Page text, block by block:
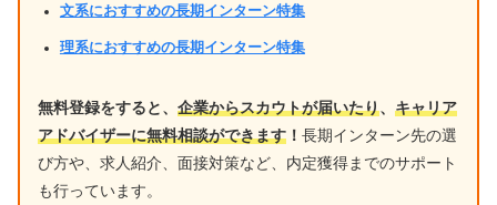
文系におすすめの長期インターン特集
理系におすすめの長期インターン特集
無料登録をすると、 企業からスカウトが届いたり、 キャリア
アドバイザーに無料相談ができます ！ 長期インターン先の選
び方や、求人紹介、面接対策など、内定獲得までのサポート
も行っています。